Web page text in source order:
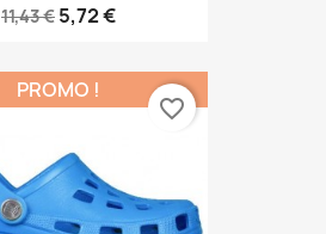
11,43 € 5,72 €
PROMO !
favorite_border